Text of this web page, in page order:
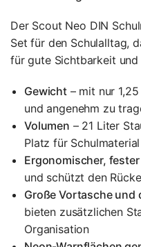
Der Scout Neo DIN
Set für den Schulalltag,
für gute Sichtbarkeit
Gewicht– mit nur
und angenehm zu
Volumen – 21 Liter
Platz für
Ergonomischer,
und schützt den
Große Vortasche und
bieten zusätzlichen
Organisation